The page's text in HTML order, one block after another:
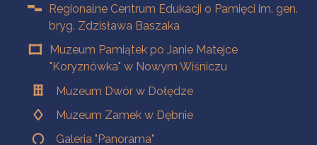
Regionalne Centrum Edukacji o Pamięci im. gen.
bryg. Zdzisława Baszaka
Muzeum Pamiątek po Janie Matejce
"Koryznówka" w Nowym Wiśniczu
Muzeum Dwór w Dołędze
Muzeum Zamek w Dębnie
Galeria "Panorama"